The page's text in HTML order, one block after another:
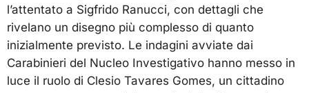
l’attentato a Sigfrido Ranucci, con dettagli che
rivelano un disegno più complesso di quanto
inizialmente previsto. Le indagini avviate dai
Carabinieri del Nucleo Investigativo hanno messo in
luce il ruolo di Clesio Tavares Gomes, un cittadino